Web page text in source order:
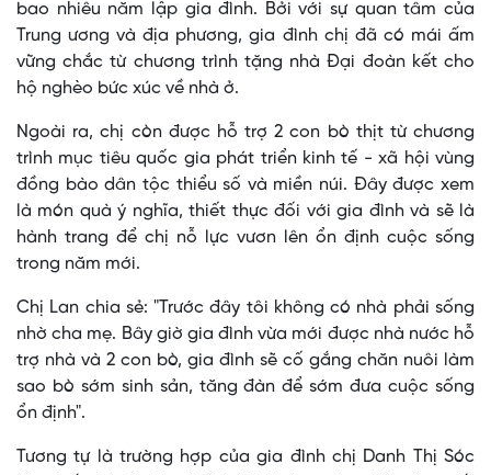
bao nhiêu năm lập gia đình. Bởi với sự quan tâm của
Trung ương và địa phương, gia đình chị đã có mái ấm
vững chắc từ chương trình tặng nhà Đại đoàn kết cho
hộ nghèo bức xúc về nhà ở.
Ngoài ra, chị còn được hỗ trợ 2 con bò thịt từ chương
trình mục tiêu quốc gia phát triển kinh tế - xã hội vùng
đồng bào dân tộc thiểu số và miền núi. Đây được xem
là món quà ý nghĩa, thiết thực đối với gia đình và sẽ là
hành trang để chị nỗ lực vươn lên ổn định cuộc sống
trong năm mới.
Chị Lan chia sẻ: "Trước đây tôi không có nhà phải sống
nhờ cha mẹ. Bây giờ gia đình vừa mới được nhà nước hỗ
trợ nhà và 2 con bò, gia đình sẽ cố gắng chăn nuôi làm
sao bò sớm sinh sản, tăng đàn để sớm đưa cuộc sống
ổn định".
Tương tự là trường hợp của gia đình chị Danh Thị Sóc